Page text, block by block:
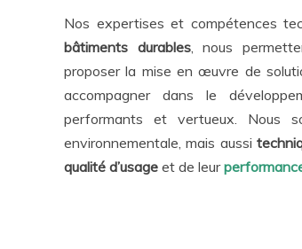
Nos expertises et compétences
bâtiments durables, nous
proposer la mise en œuvre de
accompagner dans le
performants et vertueux. Nous
environnementale, mais aussi
qualité d’usage et de leur